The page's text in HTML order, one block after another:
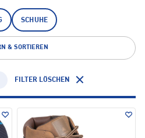
SCHUHE
& SORTIEREN
FILTER LÖSCHEN